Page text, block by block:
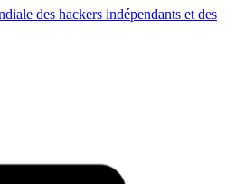
des hackers indépendants et des